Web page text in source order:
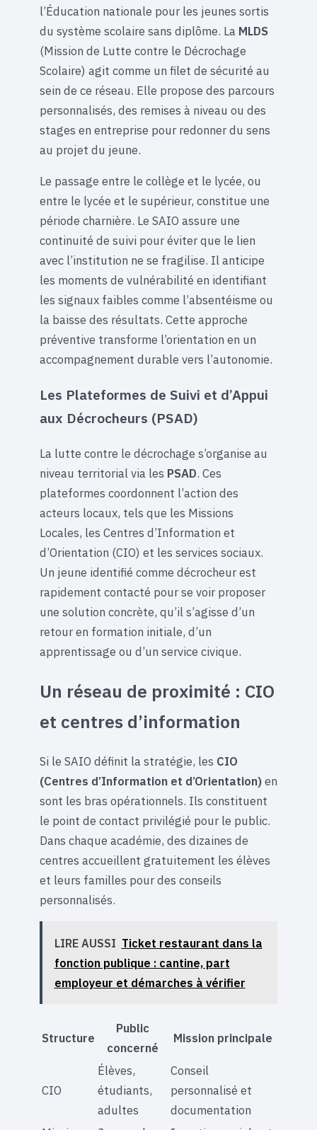
l’Éducation nationale pour les jeunes sortis
du système scolaire sans diplôme. La MLDS
(Mission de Lutte contre le Décrochage
Scolaire) agit comme un filet de sécurité au
sein de ce réseau. Elle propose des parcours
personnalisés, des remises à niveau ou des
stages en entreprise pour redonner du sens
au projet du jeune.
Le passage entre le collège et le lycée, ou
entre le lycée et le supérieur, constitue une
période charnière. Le SAIO assure une
continuité de suivi pour éviter que le lien
avec l’institution ne se fragilise. Il anticipe
les moments de vulnérabilité en identifiant
les signaux faibles comme l’absentéisme ou
la baisse des résultats. Cette approche
préventive transforme l’orientation en un
accompagnement durable vers l’autonomie.
Les Plateformes de Suivi et d’Appui
aux Décrocheurs (PSAD)
La lutte contre le décrochage s’organise au
niveau territorial via les PSAD. Ces
plateformes coordonnent l’action des
acteurs locaux, tels que les Missions
Locales, les Centres d’Information et
d’Orientation (CIO) et les services sociaux.
Un jeune identifié comme décrocheur est
rapidement contacté pour se voir proposer
une solution concrète, qu’il s’agisse d’un
retour en formation initiale, d’un
apprentissage ou d’un service civique.
Un réseau de proximité : CIO
et centres d’information
Si le SAIO définit la stratégie, les CIO
(Centres d’Information et d’Orientation)en
sont les bras opérationnels. Ils constituent
le point de contact privilégié pour le public.
Dans chaque académie, des dizaines de
centres accueillent gratuitement les élèves
et leurs familles pour des conseils
personnalisés.
LIRE AUSSI Ticket restaurant dans la
fonction publique : cantine, part
employeur et démarches à vérifier
Structure
Public
concerné
Mission principale
CIO
Élèves,
étudiants,
adultes
Conseil
personnalisé et
documentation